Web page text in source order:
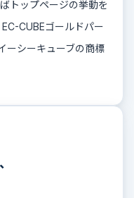
トップページの挙動を
CUBEゴールドパー
ーシーキューブの商標